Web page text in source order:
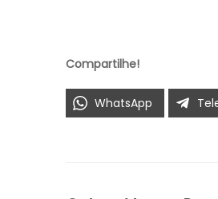
Compartilhe!
WhatsApp